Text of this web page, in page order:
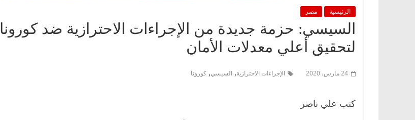
الرئيسية مصر
السيسي: حزمة جديدة من الإجراءات الاحترازية ضد كورونا
لتحقيق أعلي معدلات الأمان
24 مارس، 2020 الإجراءات الاحترازية, السيسي, كورونا
كتب علي ناصر